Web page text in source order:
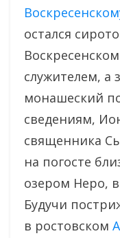
остался
служителем, а
монашеский
сведениям,
священника
на погосте
озером Неро, в
Будучи
в ростовском